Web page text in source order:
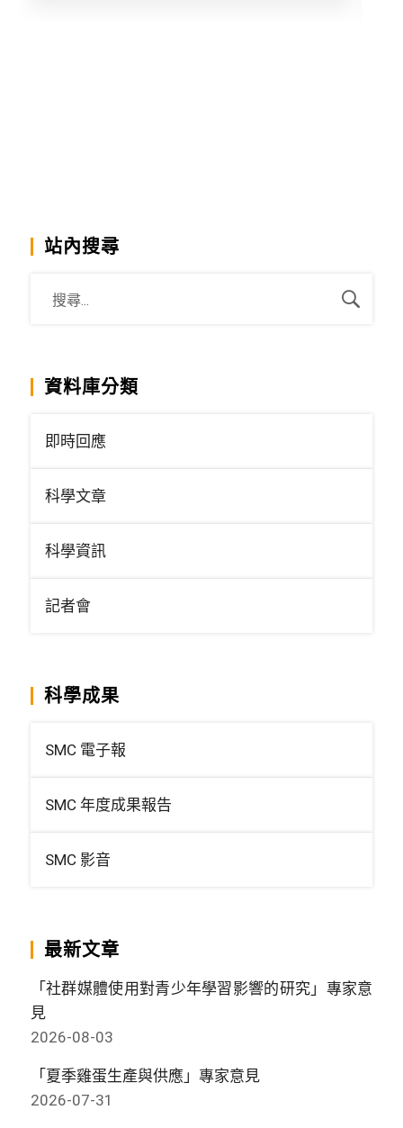
站內搜尋
資料庫分類
即時回應
科學文章
科學資訊
記者會
科學成果
SMC 電子報
SMC 年度成果報告
SMC 影音
最新文章
「社群媒體使用對青少年學習影響的研究」專家意
見
2026-08-03
「夏季雞蛋生產與供應」專家意見
2026-07-31